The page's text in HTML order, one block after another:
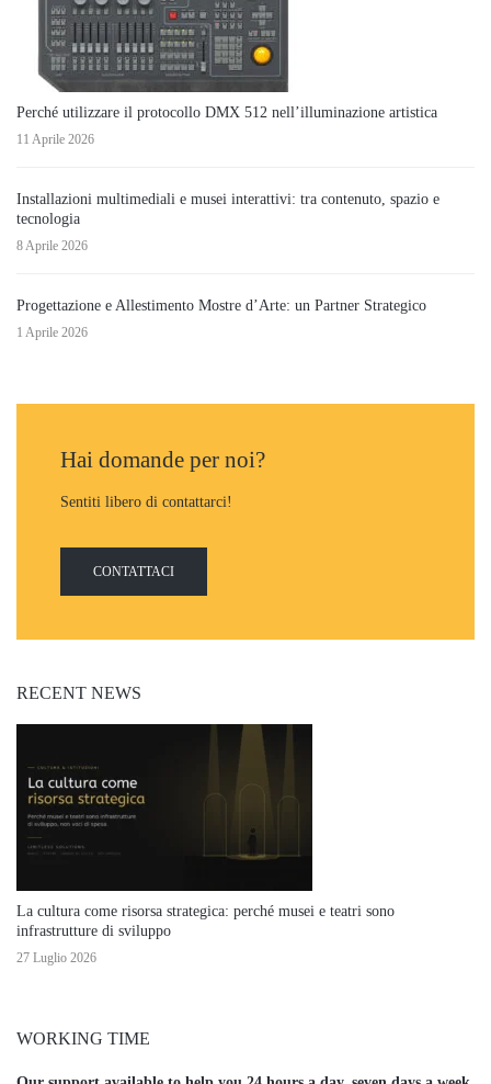
Perché utilizzare il protocollo DMX 512 nell’illuminazione artistica
11 Aprile 2026
Installazioni multimediali e musei interattivi: tra contenuto, spazio e
tecnologia
8 Aprile 2026
Progettazione e Allestimento Mostre d’Arte: un Partner Strategico
1 Aprile 2026
Hai domande per noi?
Sentiti libero di contattarci!
CONTATTACI
RECENT NEWS
La cultura come risorsa strategica: perché musei e teatri sono
infrastrutture di sviluppo
27 Luglio 2026
WORKING TIME